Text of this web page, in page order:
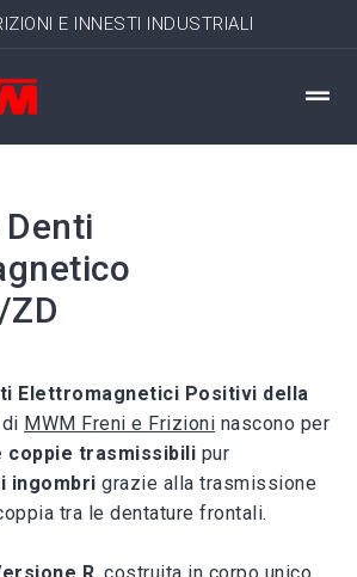
E INNESTI INDUSTRIALI
ZD
Elettromagnetici Positivi della
di MWM Freni e Frizioni nascono per
coppie trasmissibili pur
ingombri grazie alla trasmissione
tra le dentature frontali.